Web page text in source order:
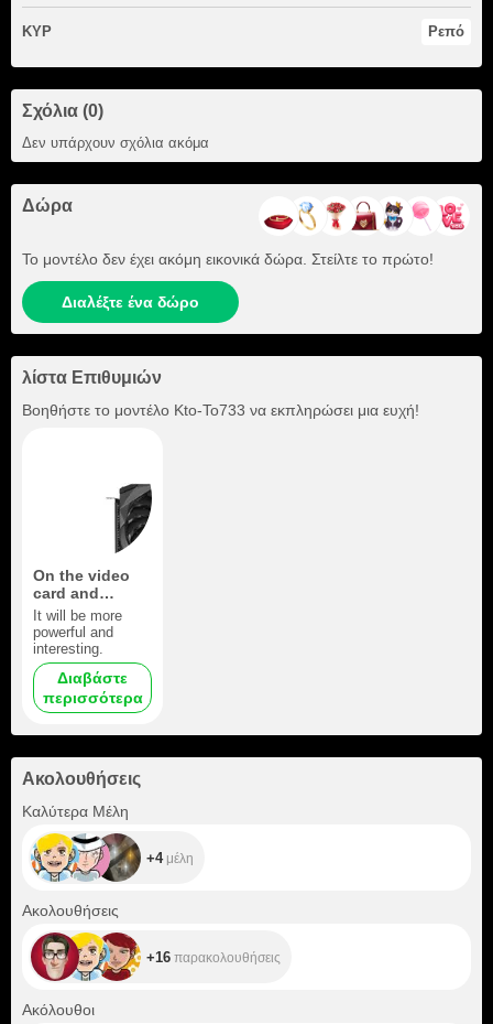
ΚΥΡ Ρεπό
Σχόλια (0)
Δεν υπάρχουν σχόλια ακόμα
Δώρα
Το μοντέλο δεν έχει ακόμη εικονικά δώρα. Στείλτε το πρώτο!
Διαλέξτε ένα δώρο
λίστα Επιθυμιών
Βοηθήστε το μοντέλο Kto-To733 να εκπληρώσει μια ευχή!
On the video
card and
webcam
It will be more
powerful and
interesting.
Διαβάστε
περισσότερα
Ακολουθήσεις
Καλύτερα Μέλη
+4μέλη
Ακολουθήσεις
+16 παρακολουθήσεις
Ακόλουθοι